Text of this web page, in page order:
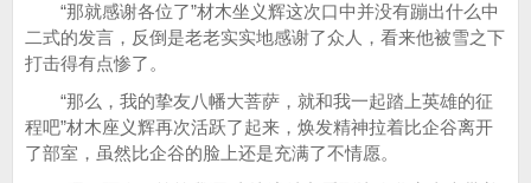
“那就感谢各位了”材木坐义辉这次口中并没有蹦出什么中
二式的发言，反倒是老老实实地感谢了众人，看来他被雪之下
打击得有点惨了。
“那么，我的挚友八幡大菩萨，就和我一起踏上英雄的征
程吧”材木座义辉再次活跃了起来，焕发精神拉着比企谷离开
了部室，虽然比企谷的脸上还是充满了不情愿。